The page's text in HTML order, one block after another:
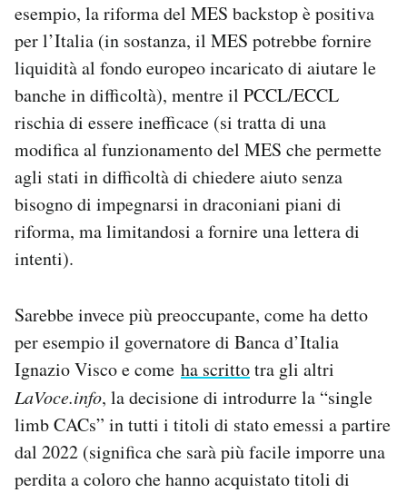
esempio, la riforma del MES backstop è positiva
per l’Italia (in sostanza, il MES potrebbe fornire
liquidità al fondo europeo incaricato di aiutare le
banche in difficoltà), mentre il PCCL/ECCL
rischia di essere inefficace (si tratta di una
modifica al funzionamento del MES che permette
agli stati in difficoltà di chiedere aiuto senza
bisogno di impegnarsi in draconiani piani di
riforma, ma limitandosi a fornire una lettera di
intenti).
Sarebbe invece più preoccupante, come ha detto
per esempio il governatore di Banca d’Italia
Ignazio Visco e come ha scrittotra gli altri
LaVoce.info, la decisione di introdurre la “single
limb CACs” in tutti i titoli di stato emessi a partire
dal 2022 (significa che sarà più facile imporre una
perdita a coloro che hanno acquistato titoli di